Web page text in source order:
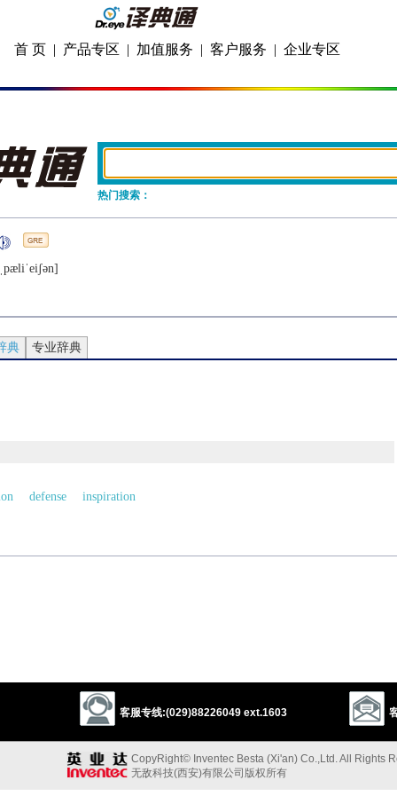
首 页 | 产品专区 | 加值服务 | 客户服务 | 企业专区
热门搜索：
典 专业辞典
defense
inspiration
客服专线:(029)88226049 ext.1603
CopyRight© Inventec Besta (Xi'an) Co.,Ltd. All Rights
无敌科技(西安)有限公司版权所有